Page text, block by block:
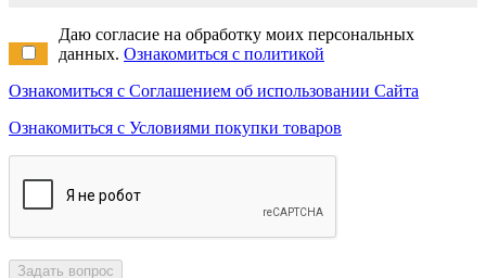
Даю согласие на обработку моих персональных
данных. Ознакомиться с политикой
Ознакомиться с Соглашением об использовании Сайта
Ознакомиться с Условиями покупки товаров
Задать вопрос